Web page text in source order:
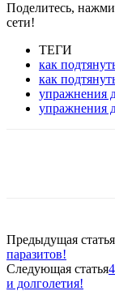
Поделитесь,
сети!
ТЕГИ
как
как
упражнения
упражнения
Предыдущая статья
паразитов!
Следующая статья
и долголетия!